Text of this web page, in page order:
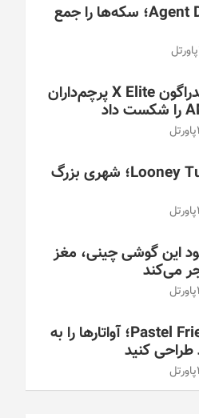
بازی/ Agent Dash؛ سکه‌ها را جمع
پاورتل
تراشه اسنپدراگون X Elite پرچم‌داران
پاورتل
بازی/ Looney Tunes؛ شهری بزرگ
پاورتل
این گوشی چینی، مغز
می‌کند
پاورتل
بازی/ Pastel Friends؛ آواتارها را به
کنید
پاورتل